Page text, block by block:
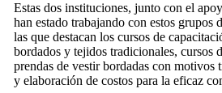
Estas dos instituciones, junto con el
han estado trabajando con estos grupos
las que destacan los cursos de
bordados y tejidos tradicionales, cursos
prendas de vestir bordadas con motivos
y elaboración de costos para la eficaz